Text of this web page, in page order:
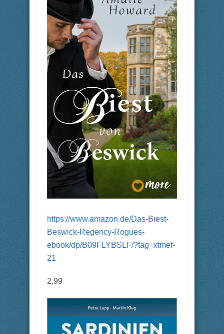
https://www.amazon.de/Das-Biest-
Beswick-Regency-Rogues-
ebook/dp/B09FLYBSLF/?tag=xtmef-
21
2,99